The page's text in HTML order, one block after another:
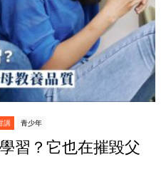
講 青少年
習？它也在摧毀父